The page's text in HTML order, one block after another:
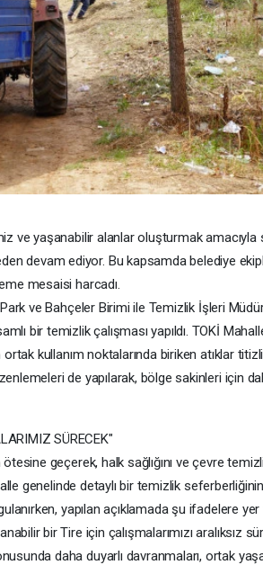
ve yaşanabilir alanlar oluşturmak
devam ediyor. Bu kapsamda belediye
mesaisi harcadı.
Park ve Bahçeler Birimi ile Temizlik İşleri
bir temizlik çalışması yapıldı. TOKİ
kullanım noktalarında biriken atıklar
de yapılarak, bölge sakinleri için
SÜRECEK"
geçerek, halk sağlığını ve çevre
genelinde detaylı bir temizlik
yapılan açıklamada şu ifadelere yer
bir Tire için çalışmalarımızı aralıksız
daha duyarlı davranmaları, ortak